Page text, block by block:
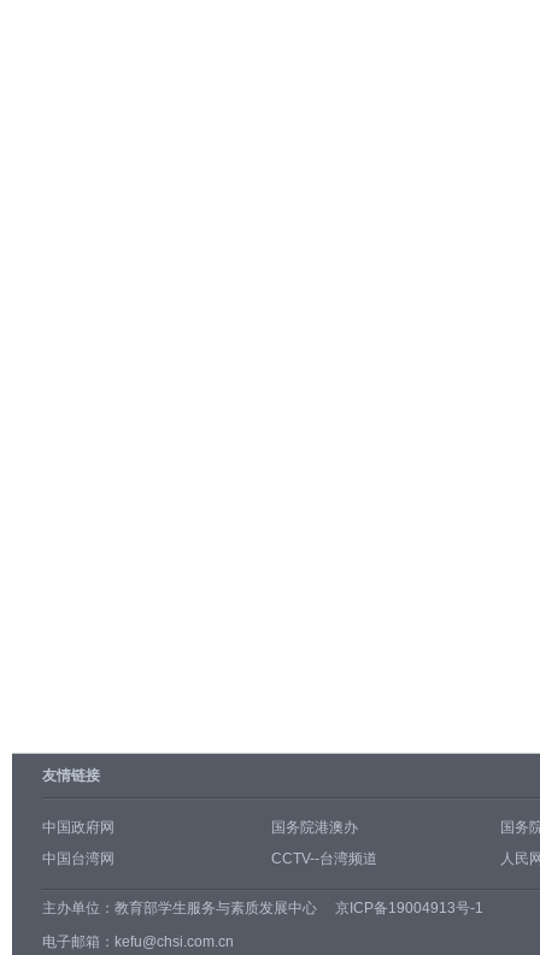
友情链接
中国政府网 国务院港澳办
国务
中国台湾网
CCTV--台湾频道 人民
主办单位： 教育部学生服务与素质发展中心
京ICP备19004913号-1
电子邮箱：kefu@chsi.com.cn